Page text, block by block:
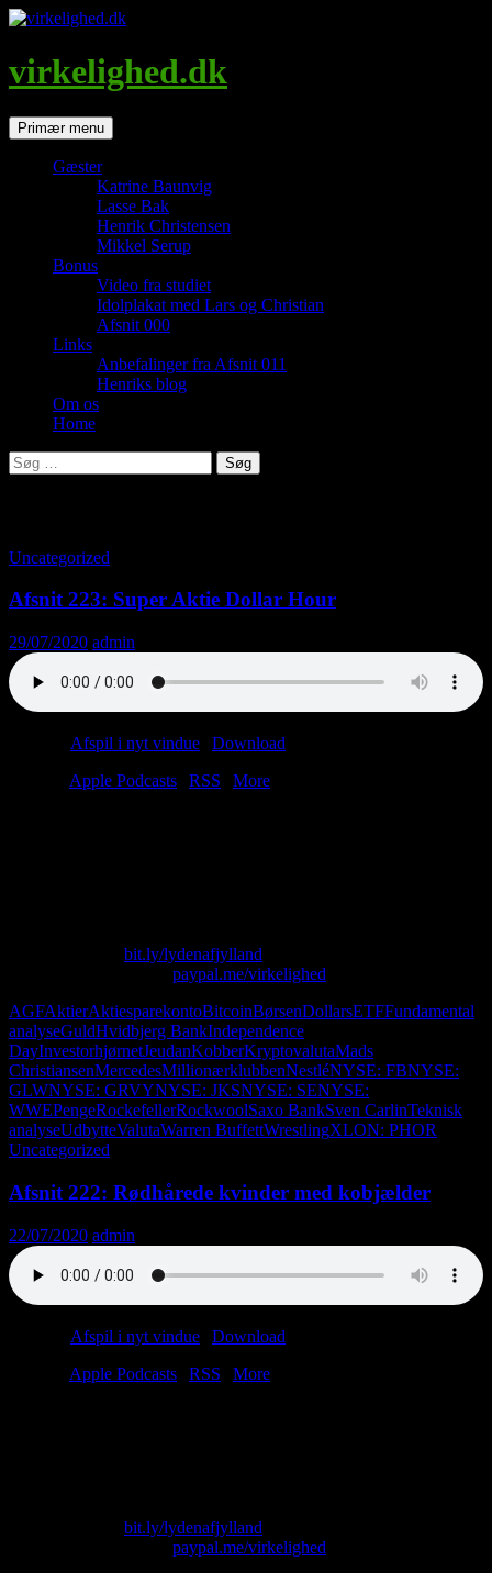
Hop
indhold
virkelighed.dk
SøgPrimær menu
Gæster
Katrine Baunvig
Lasse Bak
Henrik Christensen
Mikkel Serup
Bonus
Video fra studiet
Idolplakat med Lars og Christian
Afsnit 000
Links
Anbefalinger fra Afsnit 011
Henriks blog
Om os
Home
Søg
efter:
Uncategorized
Afsnit 223: Super Aktie Dollar Hour
29/07/2020 admin
Afspil i nyt vindue Download
Apple Podcasts RSS
More
bit.ly/lydenafjylland
paypal.me/virkelighed
AGFAktierAktiesparekontoBitcoinBørsenDollarsETFFundamental
analyseGuldHvidbjerg BankIndependence
DayInvestorhjørnetJeudanKobberKryptovalutaMads
ChristiansenMercedesMillionærklubbenNestléNYSE: FBNYSE:
GLWNYSE: GRVYNYSE: JKSNYSE: SENYSE:
WWEPengeRockefellerRockwoolSaxo BankSven CarlinTeknisk
analyseUdbytteValutaWarren BuffettWrestlingXLON: PHOR
Uncategorized
Afsnit 222: Rødhårede kvinder med kobjælder
22/07/2020 admin
Afspil i nyt vindue Download
Apple Podcasts RSS
More
bit.ly/lydenafjylland
paypal.me/virkelighed